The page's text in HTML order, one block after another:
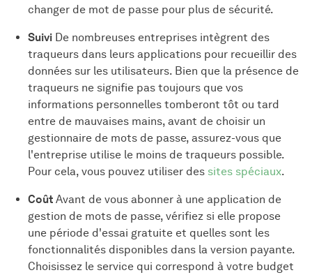
changer de mot de passe pour plus de sécurité.
Suivi De nombreuses entreprises intègrent des
traqueurs dans leurs applications pour recueillir des
données sur les utilisateurs. Bien que la présence de
traqueurs ne signifie pas toujours que vos
informations personnelles tomberont tôt ou tard
entre de mauvaises mains, avant de choisir un
gestionnaire de mots de passe, assurez-vous que
l'entreprise utilise le moins de traqueurs possible.
Pour cela, vous pouvez utiliser des sites spéciaux.
Coût Avant de vous abonner à une application de
gestion de mots de passe, vérifiez si elle propose
une période d'essai gratuite et quelles sont les
fonctionnalités disponibles dans la version payante.
Choisissez le service qui correspond à votre budget